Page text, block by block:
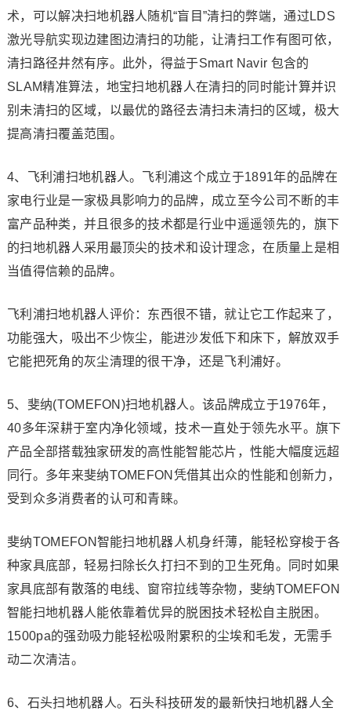
术，可以解决扫地机器人随机“盲目”清扫的弊端，通过LDS
激光导航实现边建图边清扫的功能，让清扫工作有图可依，
清扫路径井然有序。此外，得益于Smart Navir 包含的
SLAM精准算法，地宝扫地机器人在清扫的同时能计算并识
别未清扫的区域，以最优的路径去清扫未清扫的区域，极大
提高清扫覆盖范围。
4、飞利浦扫地机器人。飞利浦这个成立于1891年的品牌在
家电行业是一家极具影响力的品牌，成立至今公司不断的丰
富产品种类，并且很多的技术都是行业中遥遥领先的，旗下
的扫地机器人采用最顶尖的技术和设计理念，在质量上是相
当值得信赖的品牌。
飞利浦扫地机器人评价：东西很不错，就让它工作起来了，
功能强大，吸出不少恢尘，能进沙发低下和床下，解放双手
它能把死角的灰尘清理的很干净，还是飞利浦好。
5、斐纳(TOMEFON)扫地机器人。该品牌成立于1976年，
40多年深耕于室内净化领域，技术一直处于领先水平。旗下
产品全部搭载独家研发的高性能智能芯片，性能大幅度远超
同行。多年来斐纳TOMEFON凭借其出众的性能和创新力，
受到众多消费者的认可和青睐。
斐纳TOMEFON智能扫地机器人机身纤薄，能轻松穿梭于各
种家具底部，轻易扫除长久打扫不到的卫生死角。同时如果
家具底部有散落的电线、窗帘拉线等杂物，斐纳TOMEFON
智能扫地机器人能依靠着优异的脱困技术轻松自主脱困。
1500pa的强劲吸力能轻松吸附累积的尘埃和毛发，无需手
动二次清洁。
6、石头扫地机器人。石头科技研发的最新快扫地机器人全